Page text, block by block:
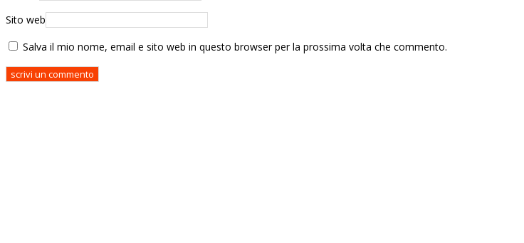
Sito web
Salva il mio nome, email e sito web in questo browser per la prossima volta che commento.